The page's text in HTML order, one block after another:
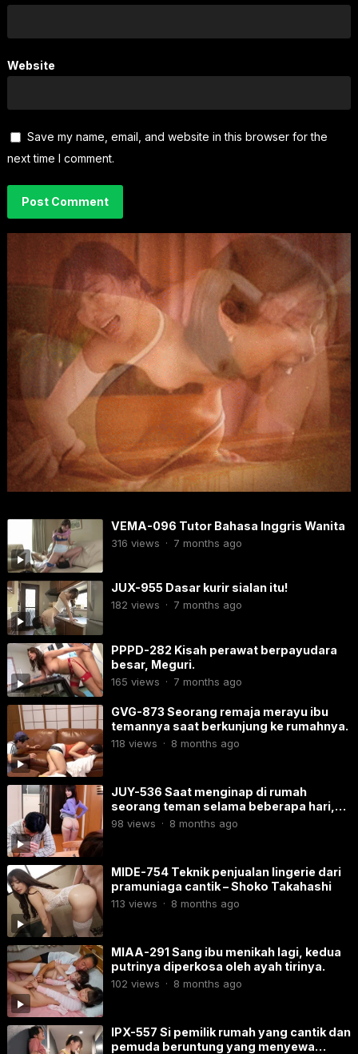
Website
Save my name, email, and website in this browser for the
next time I comment.
VEMA-096​​ Tutor Bahasa Inggris Wanita
316 views · 7 months ago
JUX-955 Dasar kurir sialan itu!
182 views · 7 months ago
PPPD-282 Kisah perawat berpayudara
besar, Meguri.
165 views · 7 months ago
GVG-873 Seorang remaja merayu ibu
temannya saat berkunjung ke rumahnya.
118 views · 8 months ago
JUY-536 Saat menginap di rumah
seorang teman selama beberapa hari,
dia diam-diam tidur dengan istri
98 views · 8 months ago
MIDE-754 Teknik penjualan lingerie dari
pramuniaga cantik – Shoko Takahashi
113 views · 8 months ago
MIAA-291 Sang ibu menikah lagi, kedua
putrinya diperkosa oleh ayah tirinya.
102 views · 8 months ago
IPX-557 Si pemilik rumah yang cantik dan
pemuda beruntung yang menyewa